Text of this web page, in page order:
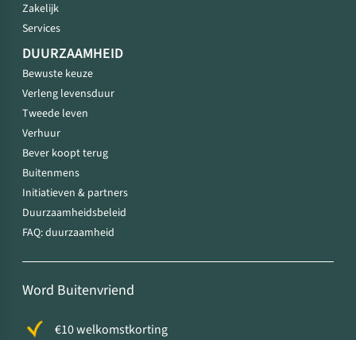
Zakelijk
Services
DUURZAAMHEID
Bewuste keuze
Verleng levensduur
Tweede leven
Verhuur
Bever koopt terug
Buitenmens
Initiatieven & partners
Duurzaamheidsbeleid
FAQ: duurzaamheid
Word Buitenvriend
€10 welkomstkorting